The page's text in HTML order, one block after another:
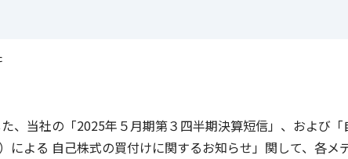
ライフキャリアや就業を支える 育児や
、当社の「2025年５月期第３四半期決算短信」、および
による 自己株式の買付けに関するお知らせ」関して、各メ